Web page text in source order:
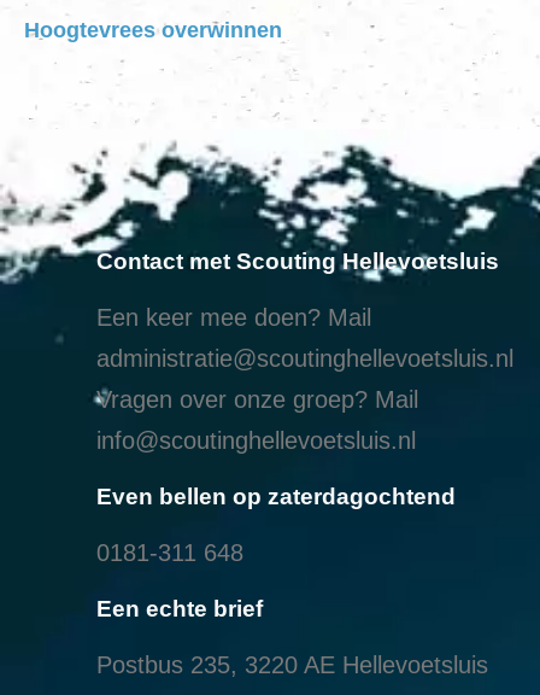
Hoogtevrees overwinnen
Contact met Scouting Hellevoetsluis
Een keer mee doen? Mail
administratie@scoutinghellevoetsluis.nl
Vragen over onze groep? Mail
info@scoutinghellevoetsluis.nl
Even bellen op zaterdagochtend
0181-311 648
Een echte brief
Postbus 235, 3220 AE Hellevoetsluis